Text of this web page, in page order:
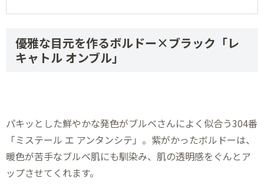
優雅な目元を作るボルドー×ブラック「レ
キャトル オンブル」
パキッとした鮮やかな発色がブルベさんによく似合う304番
「ミステール エ アンタンシテ」。紫がかったボルドーは、
暖色が苦手なブルベ肌にも馴染み、肌の透明感をぐんとア
ップさせてくれます。